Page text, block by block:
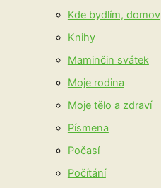
Kde bydlím, domov
Knihy
Maminčin svátek
Moje rodina
Moje tělo a zdraví
Písmena
Počasí
Počítání